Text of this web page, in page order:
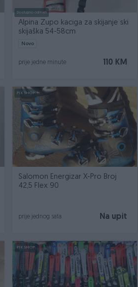
Dostupno odmah
Alpina Zupo kaciga za skijanje ski
skijaška 54-58cm
Novo
110 KM
prije jedne minute
PIK SHOP
Salomon Energizar X-Pro Broj
42,5 Flex 90
Na upit
prije jednog sata
PIK SHOP